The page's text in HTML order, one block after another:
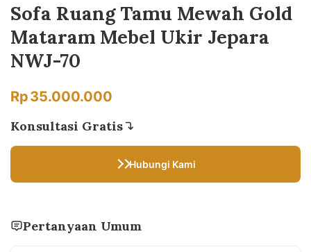
Sofa Ruang Tamu Mewah Gold
Mataram Mebel Ukir Jepara
NWJ-70
Rp35.000.000
Konsultasi Gratis
Hubungi Kami
Pertanyaan Umum